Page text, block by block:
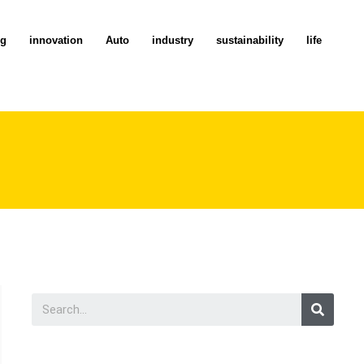
innovation Auto industry sustainability life